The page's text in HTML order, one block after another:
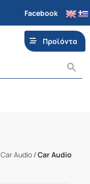
Facebook
Προϊόντα
Car Audio /Car Audio